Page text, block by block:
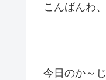
こんばんわ
今日のか～